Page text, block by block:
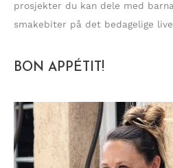
prosjekter du kan dele med
smakebiter på det bedagelige
BON APPÉTIT!